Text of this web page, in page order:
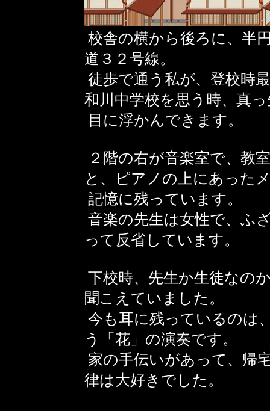
校舎の横から後ろに、半
道３２号線。
徒歩で通う私が、登校時
和川中学校を思う時、真
目に浮かんできます。
２階の右が音楽室で、教
と、ピアノの上にあった
記憶に残っています。
音楽の先生は女性で、ふ
って反省しています。
下校時、先生か生徒なの
聞こえていました。
今も耳に残っているのは
う「花」の演奏です。
家の手伝いがあって、帰
律は大好きでした。